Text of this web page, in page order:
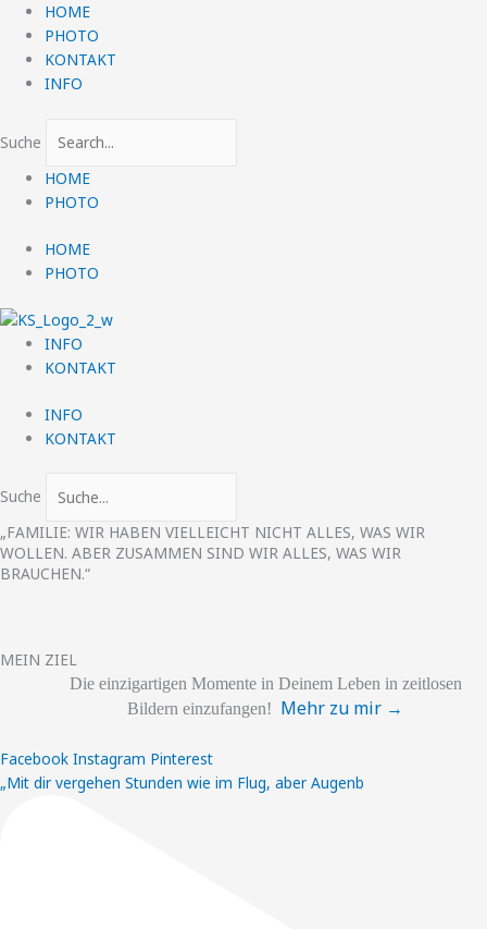
Zum
Inhalt
springen
HOME
PHOTO
KONTAKT
INFO
Suche
HOME
PHOTO
HOME
PHOTO
INFO
KONTAKT
INFO
KONTAKT
Suche
„FAMILIE: WIR HABEN VIELLEICHT NICHT ALLES, WAS WIR
WOLLEN. ABER ZUSAMMEN SIND WIR ALLES, WAS WIR
BRAUCHEN.“
MEIN ZIEL
Die einzigartigen Momente in Deinem Leben in zeitlosen
Bildern einzufangen! Mehr zu mir →
Facebook Instagram Pinterest
„Mit dir vergehen Stunden wie im Flug, aber Augenb